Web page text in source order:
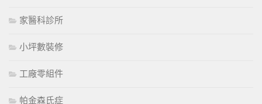
家醫科診所
小坪數裝修
工廠零組件
帕金森氏症